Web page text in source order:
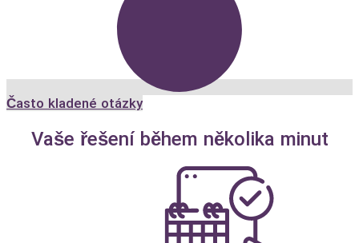
Často kladené otázky
Vaše řešení během několika minut